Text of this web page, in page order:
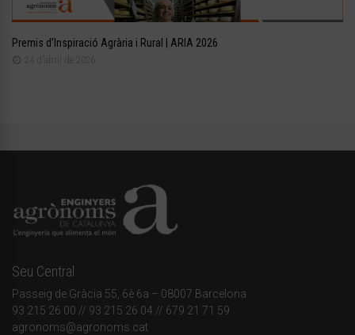
Premis d’Inspiració Agrària i Rural | ARIA 2026
24 d'abril de 2026
Seu Central
Passeig de Gràcia 55, 6è 6a – 08007 Barcelona
93 215 26 00 // 93 215 26 04 // 679 21 71 59
agronoms@agronoms.cat